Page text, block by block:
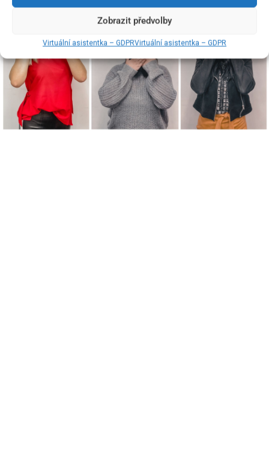
Zobrazit předvolby
Virtuální asistentka – GDPRVirtuální asistentka – GDPR
ZPĚT NA HLAVNÍ STRÁNKU